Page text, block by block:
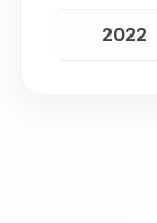
2022